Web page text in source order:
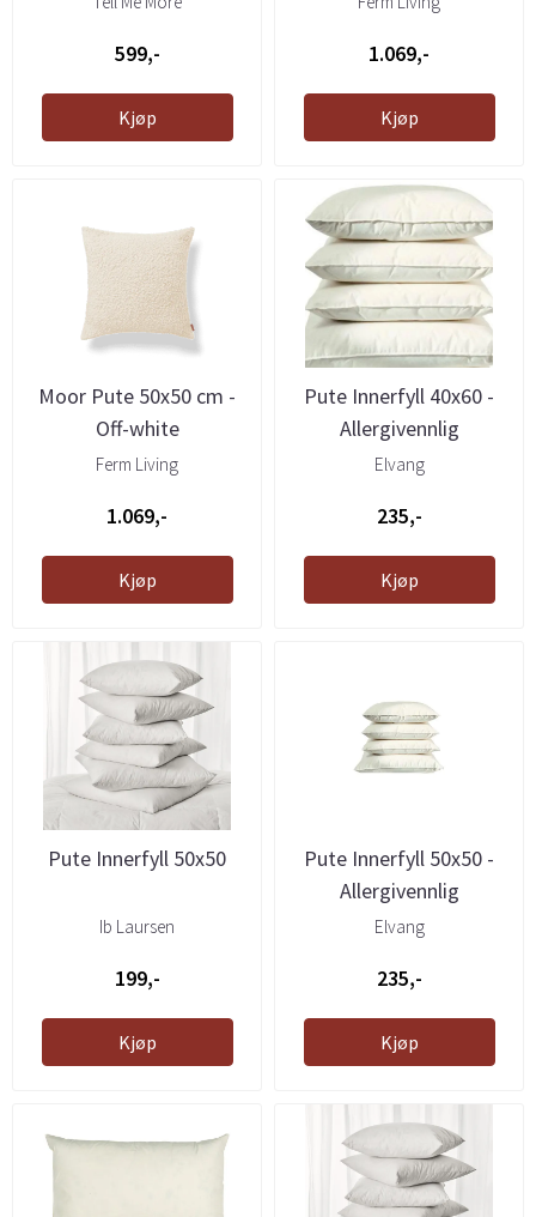
599,-
Kjøp
1.069,-
Kjøp
Moor Pute 50x50 cm -
Off-white
Ferm Living
1.069,-
Kjøp
Pute Innerfyll 40x60 -
Allergivennlig
Elvang
235,-
Kjøp
Pute Innerfyll 50x50
Ib Laursen
199,-
Kjøp
Pute Innerfyll 50x50 -
Allergivennlig
Elvang
235,-
Kjøp